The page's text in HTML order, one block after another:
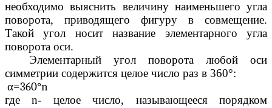
необходимо выяснить величину наименьшего угла
поворота, приводящего фигуру в совмещение.
Такой угол носит название элементарного угла
поворота оси.
Элементарный угол поворота любой оси
симметрии содержится целое число раз в 360°:
α=360°n
где n- целое число, называющееся порядком